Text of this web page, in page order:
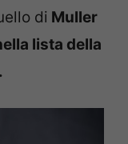
di Muller
lista della